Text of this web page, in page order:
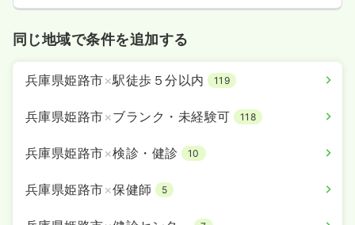
同じ地域で条件を追加する
兵庫県姫路市×駅徒歩５分以内 119
兵庫県姫路市×ブランク・未経験可 118
兵庫県姫路市×検診・健診 10
兵庫県姫路市×保健師 5